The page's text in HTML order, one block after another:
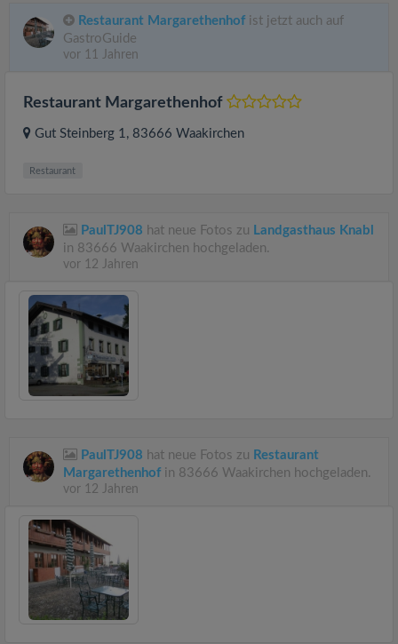
Restaurant Margarethenhof ist jetzt auch auf
GastroGuide
vor 11 Jahren
Restaurant Margarethenhof
Gut Steinberg 1, 83666 Waakirchen
Restaurant
PaulTJ908 hat neue Fotos zu Landgasthaus Knabl
in 83666 Waakirchen hochgeladen.
vor 12 Jahren
PaulTJ908 hat neue Fotos zu Restaurant
Margarethenhof in 83666 Waakirchen hochgeladen.
vor 12 Jahren